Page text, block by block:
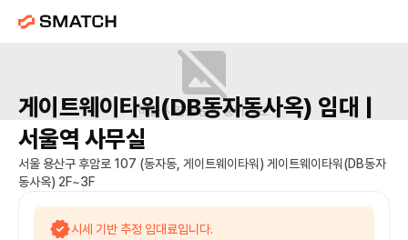
매물 사진을 준비 중이에요.
게이트웨이타워(DB동자동사옥) 임대 |
서울역 사무실
서울 용산구 후암로 107 (동자동, 게이트웨이타워) 게이트웨이타워(DB동자
동사옥) 2F~3F
시세 기반 추정 임대료입니다.